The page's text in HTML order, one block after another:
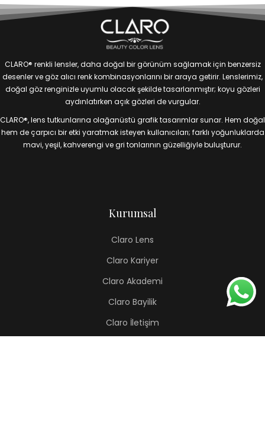
CLARO® renkli lensler, daha doğal bir görünüm sağlamak için benzersiz
desenler ve göz alıcı renk kombinasyonlarını bir araya getirir. Lenslerimiz,
doğal göz renginizle uyumlu olacak şekilde tasarlanmıştır; koyu gözleri
aydınlatırken açık gözleri de vurgular.
CLARO®, lens tutkunlarına olağanüstü grafik tasarımlar sunar. Hem doğal
hem de çarpıcı bir etki yaratmak isteyen kullanıcıları; farklı yoğunluklarda
mavi, yeşil, kahverengi ve gri tonlarının güzelliğiyle buluşturur.
Kurumsal
Claro Lens
Claro Kariyer
Claro Akademi
Claro Bayilik
Claro İletişim